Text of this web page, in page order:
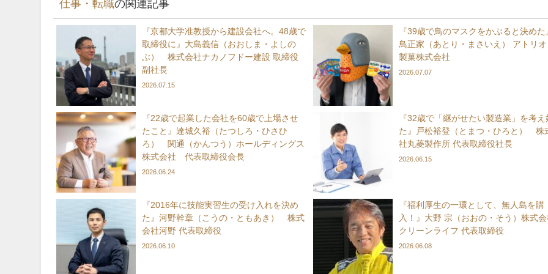
仕事・転職の関連記事
『京都大学准教授から建設会社へ。48歳で
取締役に』大島義信（おおしま・よしの
ぶ） 株式会社ナカノフドー建設 取締役
副社長
2026.07.15
『39歳で鳥のマスクをかぶると決めた
鳥正家（あとり・まさいえ） アトリオ
製菓株式会社
2026.07.07
『22歳で起業した会社を60歳で上場させ
たこと』達城久裕（たつしろ・ひさひ
ろ） 関通（かんつう）ホールディングス
株式会社 代表取締役会長
2026.06.24
『32歳で「継がせたい製造業」を考え
た』戸松裕登（とまつ・ひろと） 株
社丸菱製作所 代表取締役社長
2026.06.15
『2016年に技能実習生の受け入れを決め
た』河野幹章（こうの・ともあき） 株式
会社河野 代表取締役
2026.06.10
『福利厚生の一環として、無人島を購
入！』大野 宗（おおの・そう）株式会
クリーンライフ 代表取締役
2026.06.08